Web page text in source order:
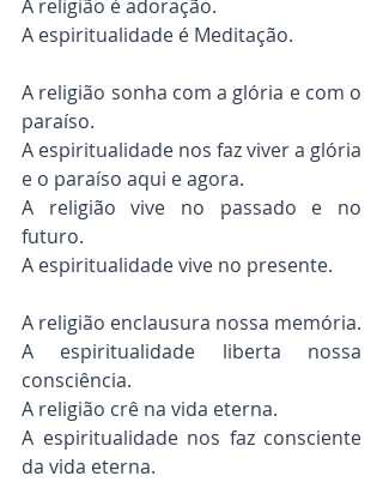
A religião é adoração.
A espiritualidade é Meditação.
A religião sonha com a glória e com o
paraíso.
A espiritualidade nos faz viver a glória
e o paraíso aqui e agora.
A religião vive no passado e no
futuro.
A espiritualidade vive no presente.
A religião enclausura nossa memória.
A espiritualidade liberta nossa
consciência.
A religião crê na vida eterna.
A espiritualidade nos faz consciente
da vida eterna.